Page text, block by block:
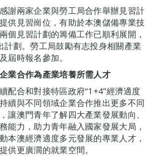
謝兩家企業與勞工局合作舉辦見習計
供見習崗位，有助於本澳儲備專業技
個見習計劃的籌備工作已順利展開，
計劃。勞工局鼓勵有志投身相關產業
屆時報名參加。
業合作為產業培養所需人才
配合和對接特區政府“1+4”經濟適度
續與不同領域企業合作推出更多不同
讓澳門青年了解四大產業發展動向、
能力，助力青年融入國家發展大局，
本澳經濟適度多元發展的專業人才，
供更廣濶的就業空間。